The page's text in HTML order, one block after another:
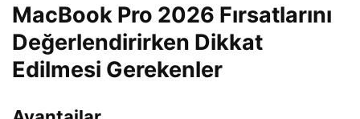
MacBook Pro 2026 Fırsatlarını
Değerlendirirken Dikkat
Edilmesi Gerekenler